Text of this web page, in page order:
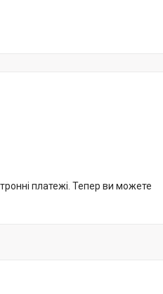
платежі. Тепер ви можете